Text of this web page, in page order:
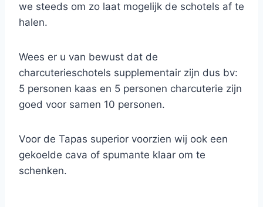
we steeds om zo laat mogelijk de schotels af te
halen.
Wees er u van bewust dat de
charcuterieschotels supplementair zijn dus bv:
5 personen kaas en 5 personen charcuterie zijn
goed voor samen 10 personen.
Voor de Tapas superior voorzien wij ook een
gekoelde cava of spumante klaar om te
schenken.